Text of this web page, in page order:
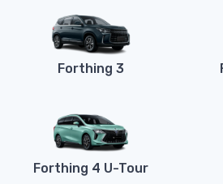
Forthing 3
Forthing 4 U-Tour